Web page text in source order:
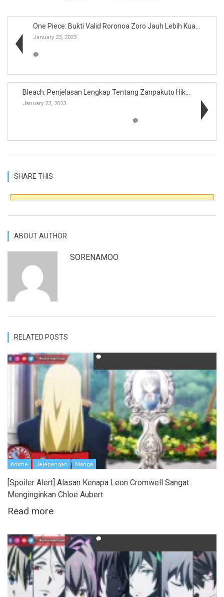
One Piece: Bukti Valid Roronoa Zoro Jauh Lebih Kua...
January 23, 2023
Bleach: Penjelasan Lengkap Tentang Zanpakuto Hikon...
January 23, 2023
SHARE THIS
ABOUT AUTHOR
SORENAMOO
RELATED POSTS
Anime Jejepangan Manga
[Spoiler Alert] Alasan Kenapa Leon Cromwell Sangat
Menginginkan Chloe Aubert
Read more